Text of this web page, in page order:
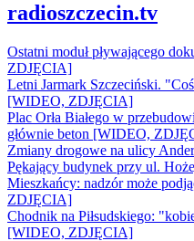
radioszczecin.tv
Ostatni moduł pływającego
ZDJĘCIA]
Letni Jarmark Szczeciński.
[WIDEO, ZDJĘCIA]
Plac Orła Białego w
głównie beton [WIDEO,
Zmiany drogowe na ulicy
Pękający budynek przy ul.
Mieszkańcy: nadzór może
ZDJĘCIA]
Chodnik na Piłsudskiego:
[WIDEO, ZDJĘCIA]